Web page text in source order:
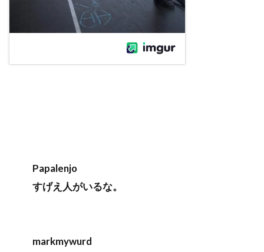
Papalenjo
すげえ人がいるな。
markmywurd